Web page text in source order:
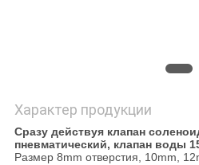
Характер продукции
Сразу действуя клапан
пневматический, клапан воды
Размер 8mm отверстия, 10mm,